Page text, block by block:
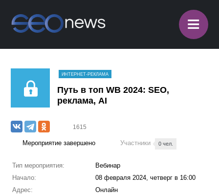
≡
ИНТЕРНЕТ-РЕКЛАМА
Путь в топ WB 2024: SEO,
реклама, AI
1615
Мероприятие завершено Участники 0 чел.
Тип мероприятия:
Вебинар
Начало:
08 февраля 2024, четверг в 16:00
Адрес:
Онлайн